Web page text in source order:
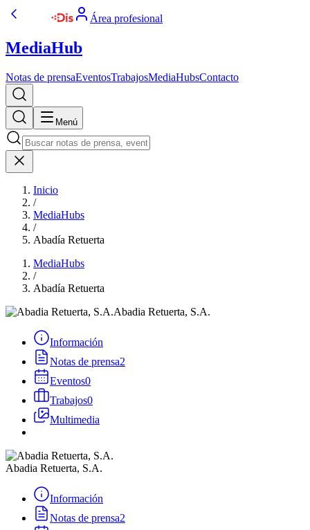
Área profesional
MediaHub
Notas de prensaEventosTrabajosMediaHubsContacto
Menú
Inicio
/
MediaHubs
/
Abadía Retuerta
MediaHubs
/
Abadía Retuerta
Abadia Retuerta, S.A.
Información
Notas de prensa2
Eventos0
Trabajos0
Multimedia
Abadia Retuerta, S.A.
Información
Notas de prensa2